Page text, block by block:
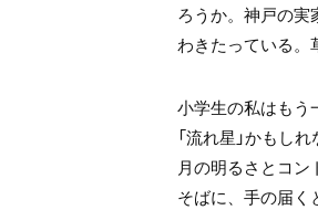
ろうか。 神戸の実
わきたっている。
小学生の私はもう
「流れ星」かもしれ
月の明るさとコン
そばに、手の届く